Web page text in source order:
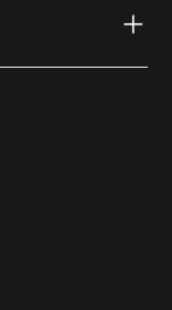
link) link)
(external